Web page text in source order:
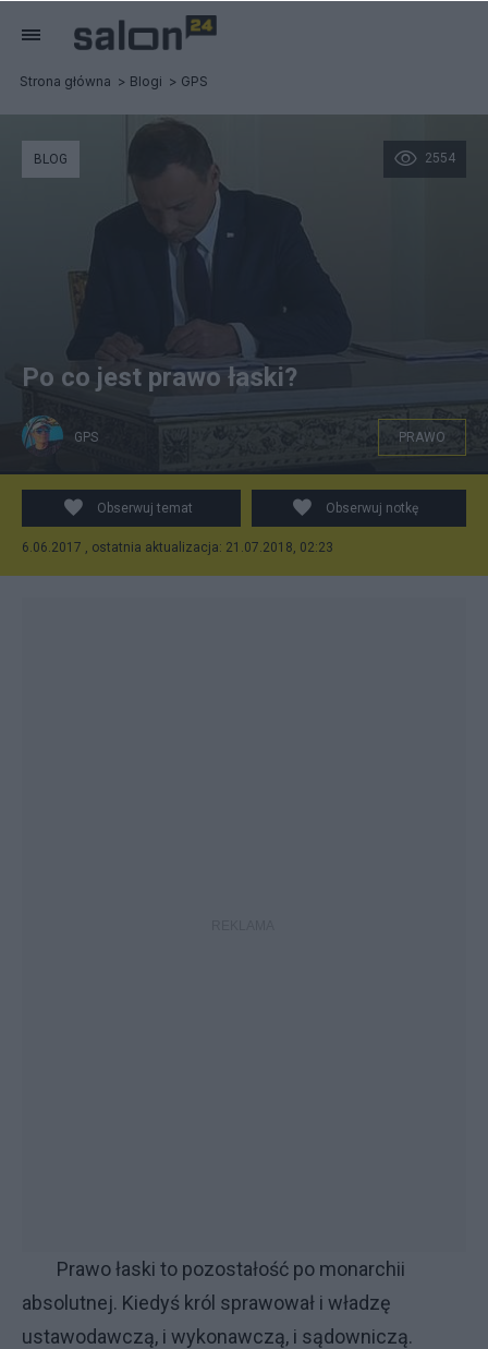
Strona główna Blogi GPS
2554
BLOG
Po co jest prawo łaski?
GPS PRAWO
Obserwuj temat Obserwuj notkę
6.06.2017 , ostatnia aktualizacja: 21.07.2018, 02:23
Prawo łaski to pozostałość po monarchii
absolutnej. Kiedyś król sprawował i władzę
ustawodawczą, i wykonawczą, i sądowniczą.